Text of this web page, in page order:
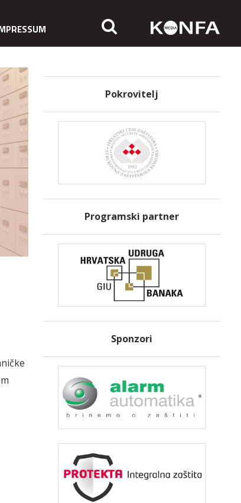
Pokrovitelj
Programski partner
Sponzori